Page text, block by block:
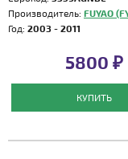
Производитель: FUYAO
Год: 2003 - 2011
5800 ₽
КУПИТЬ